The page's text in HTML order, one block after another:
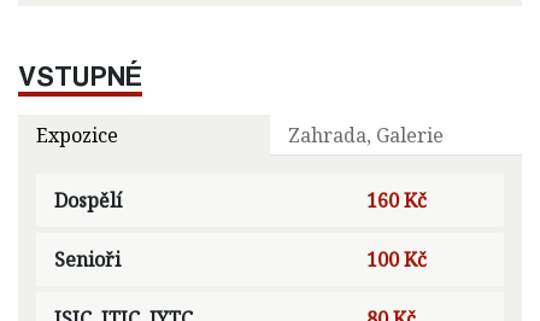
VSTUPNÉ
Expozice Zahrada, Galerie
Dospělí 160 Kč
Senioři 100 Kč